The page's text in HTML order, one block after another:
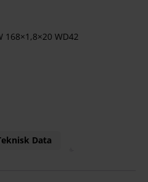
168×1,8×20 WD42
Data